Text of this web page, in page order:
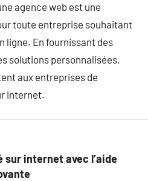
agence web est une
toute entreprise souhaitant
ligne. En fournissant des
solutions personnalisées,
aux entreprises de
internet.
internet avec l’aide